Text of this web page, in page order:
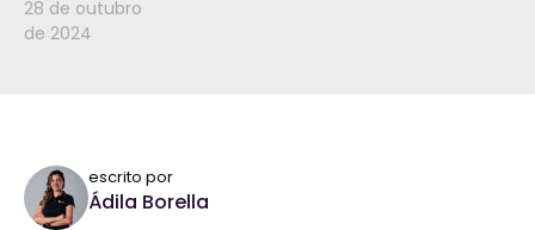
28 de outubro
de 2024
escrito por
Ádila Borella